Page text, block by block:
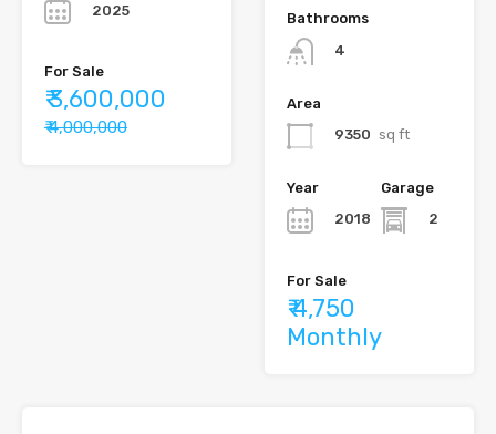
2025
For Sale
₹ 3,600,000
₹ 4,000,000
Bathrooms
4
Area
9350 sq ft
Year
2018
Garage
2
For Sale
₹ 4,750
Monthly